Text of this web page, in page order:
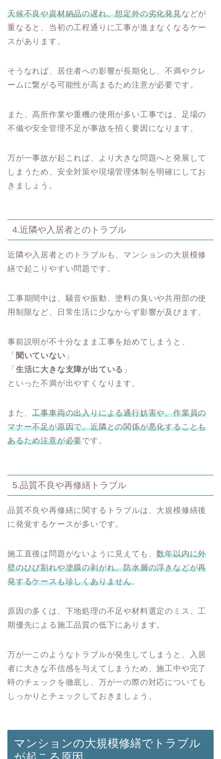
天候不良や資材納品の遅れ、想定外の劣化発見などが
重なると、当初の工程通りに工事が進まなくなるケー
スがあります。
そうなれば、居住者への影響が長期化し、不満やクレ
ームに繋がる可能性が高まるため注意が必要です。
また、高所作業や重機の使用が多い工事では、足場の
不備や安全管理不足が事故を招く要因になります。
万が一事故が起これば、より大きな問題へと発展して
しまうため、安全対策や現場管理体制を明確にしてお
きましょう。
4.近隣や入居者とのトラブル
近隣や入居者とのトラブルも、マンションの大規模修
繕で起こりやすい問題です。
工事期間中は、騒音や振動、塗料の臭いや共用部の使
用制限など、日常生活に少なからず影響が及びます。
事前説明が不十分なまま工事を始めてしまうと、
「 聞いていない 」
「 生活に大きな支障が出ている 」
といった不満が出やすくなります。
また、工事車両の出入りによる通行妨害や、作業員の
マナー不足が原因で、近隣との関係が悪化することも
あるため注意が必要です。
5.品質不良や再修繕トラブル
品質不良や再修繕に関するトラブルは、大規模修繕後
に発覚するケースが多いです。
施工直後は問題がないように見えても、数年以内に外
壁のひび割れや塗膜の剥がれ、防水層の浮きなどが再
発するケースも珍しくありません。
原因の多くは、下地処理の不足や材料選定のミス、工
期優先による施工品質の低下にあります。
万が一このようなトラブルが発生してしまうと、入居
者に大きな不信感を与えてしまうため、施工中や完了
時のチェックを徹底し、万が一の際の対応についても
しっかりとチェックしておきましょう。
マンションの大規模修繕でトラブル